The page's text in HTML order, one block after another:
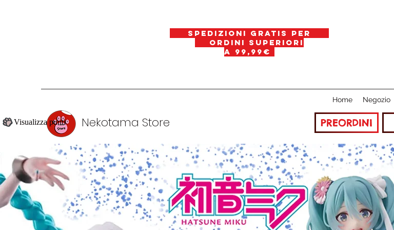
spedizioni gratis per
ordini superiori
a 99,99€
Nekotama Store
Visualizza punti
Home Negozio
PREORDINI